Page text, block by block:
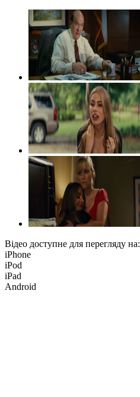
Відео доступне для перегляду на:
iPhone
iPod
iPad
Android